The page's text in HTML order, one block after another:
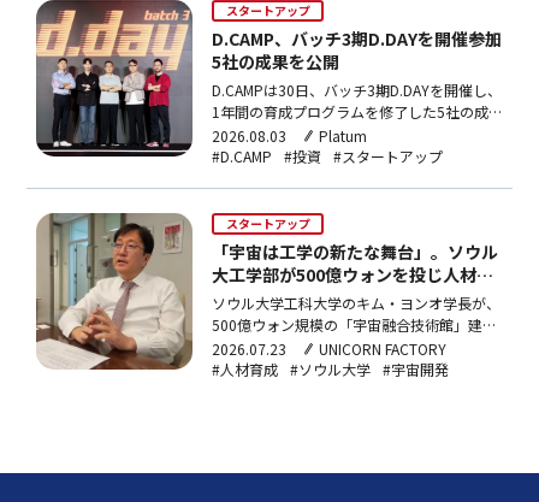
スタートアップ
D.CAMP、バッチ3期D.DAYを開催――参加
5社の成果を公開
D.CAMPは30日、バッチ3期D.DAYを開催し、
1年間の育成プログラムを修了した5社の成
果を公開した。5社の平均売り上げは3倍
増、累積投資誘致額は220億ウォンにのぼ
2026.08.03
Platum
#D.CAMP
#投資 #スタートアップ
スタートアップ
「宇宙は工学の新たな舞台」。ソウル
大工学部が500億ウォンを投じ人材育
成へ
ソウル大学工科大学のキム・ヨンオ学長が、
500億ウォン規模の「宇宙融合技術館」建設
や防衛産業との連携、DeepSeekの台頭を機
に始めた「世界を変える革新人材」プロジェ
も出始めている。
2026.07.23
UNICORN FACTORY
#人材育成 #ソウル大学 #宇宙開発